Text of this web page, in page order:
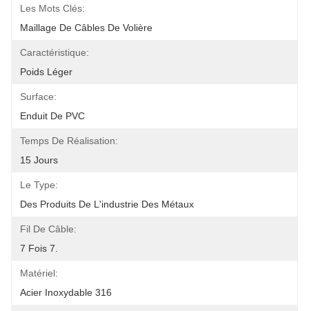
Les Mots Clés:
Maillage De Câbles De Volière
Caractéristique:
Poids Léger
Surface:
Enduit De PVC
Temps De Réalisation:
15 Jours
Le Type:
Des Produits De L'industrie Des Métaux
Fil De Câble:
7 Fois 7.
Matériel:
Acier Inoxydable 316